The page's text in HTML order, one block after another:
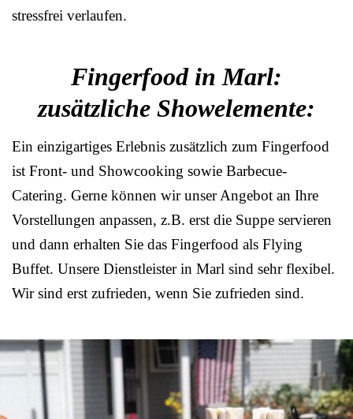
stressfrei verlaufen.
Fingerfood in Marl:
zusätzliche Showelemente:
Ein einzigartiges Erlebnis zusätzlich zum Fingerfood
ist Front- und Showcooking sowie Barbecue-
Catering. Gerne können wir unser Angebot an Ihre
Vorstellungen anpassen, z.B. erst die Suppe servieren
und dann erhalten Sie das Fingerfood als Flying
Buffet. Unsere Dienstleister in Marl sind sehr flexibel.
Wir sind erst zufrieden, wenn Sie zufrieden sind.